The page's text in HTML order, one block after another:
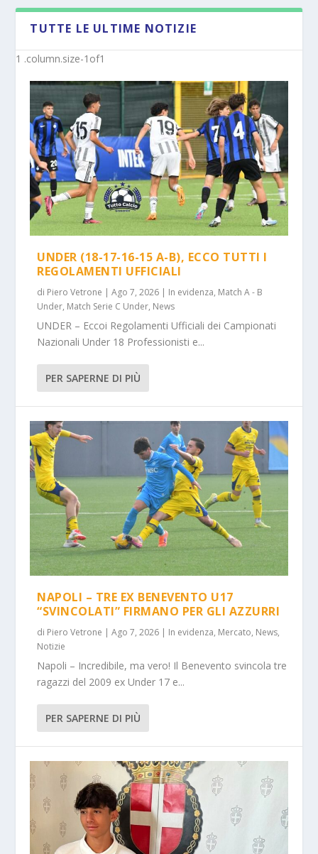
NAPOLI – TRE EX BENEVENTO U17
“SVINCOL...
SAVOIA – COLPO CAPASSO PER L’UNDER 15
TUTTE LE ULTIME NOTIZIE
UNDER (18-17-16-15 A-B), ECCO TUTTI I
REGOLAMENTI UFFICIALI
di Piero Vetrone |Ago 7, 2026 | In evidenza, Match A - B
Under, Match Serie C Under, News
UNDER – Eccoi Regolamenti Ufficiali dei Campionati
Nazionali Under 18 Professionisti e...
PER SAPERNE DI PIÙ
NAPOLI – TRE EX BENEVENTO U17
“SVINCOLATI” FIRMANO PER GLI AZZURRI
di Piero Vetrone |Ago 7, 2026 | In evidenza, Mercato, News,
Notizie
Napoli – Incredibile, ma vero! Il Benevento svincola tre
ragazzi del 2009 ex Under 17 e...
PER SAPERNE DI PIÙ